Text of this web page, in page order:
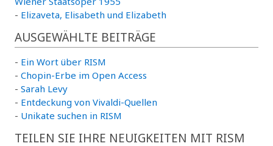
- Elizaveta, Elisabeth und Elizabeth
AUSGEWÄHLTE BEITRÄGE
- Ein Wort über RISM
- Chopin-Erbe im Open Access
- Sarah Levy
- Entdeckung von Vivaldi-Quellen
- Unikate suchen in RISM
TEILEN SIE IHRE NEUIGKEITEN MIT RISM